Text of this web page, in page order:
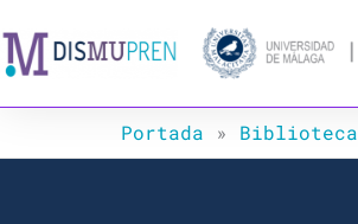
al
contenido
Portada »